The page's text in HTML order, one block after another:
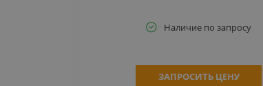
Наличие по запросу
ЗАПРОСИТЬ ЦЕНУ